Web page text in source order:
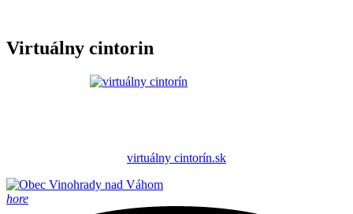
Virtuálny cintorin
virtuálny cintorín.sk
hore